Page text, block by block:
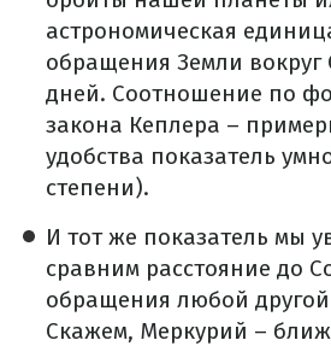
астрономическая
обращения Земли вокруг
дней. Соотношение по
закона Кеплера –
удобства показатель
степени).
И тот же показатель мы
сравним расстояние до
обращения любой
Скажем, Меркурий –